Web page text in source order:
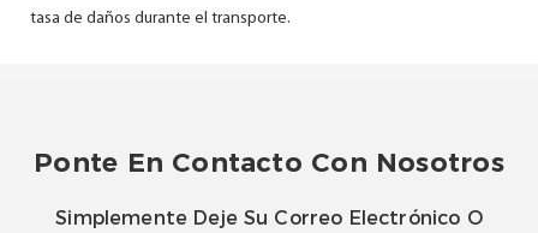
tasa de daños durante el transporte.
Ponte En Contacto Con Nosotros
Simplemente Deje Su Correo Electrónico O